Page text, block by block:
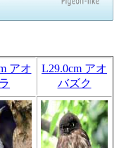
アオ
L29.0cm アオ
バズク